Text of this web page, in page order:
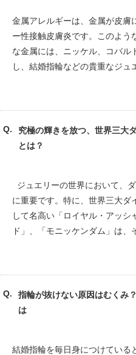
金属アレルギーは、金属が皮膚
ー性接触皮膚炎です。このよう
な金属には、ニッケル、コバル
し、結婚指輪などの貴重なジュ
究極の輝きを放つ、世界三大
とは？
ジュエリーの世界において、
に重要です。特に、世界三大ダ
して名高い「ロイヤル・アッ
ド」、「モニッケンダム」は、
指輪が抜けない原因はむくみ
は
結婚指輪を毎日身につけている